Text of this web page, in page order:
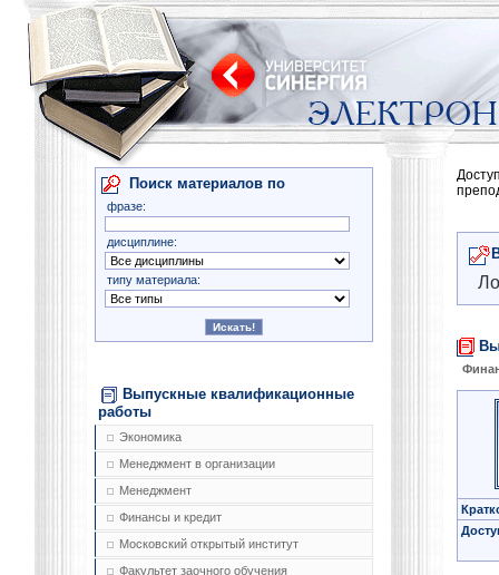
Поиск материалов по
фразе:
дисциплине:
типу материала:
Выпускные квалификационные
работы
Экономика
Менеджмент в организации
Менеджмент
Финансы и кредит
Московский открытый институт
Факультет заочного обучения